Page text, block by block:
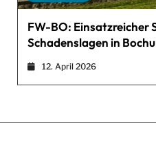
FW-BO: Einsatzreicher
Schadenslagen in
12. April 2026